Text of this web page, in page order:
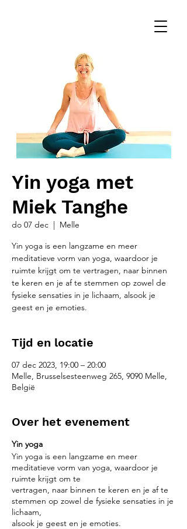
Yin yoga met
Miek Tanghe
do 07 dec
  |
Melle
Yin yoga is een langzame en meer
meditatieve vorm van yoga, waardoor je
ruimte krijgt om te vertragen, naar binnen
te keren en je af te stemmen op zowel de
fysieke sensaties in je lichaam, alsook je
geest en je emoties.
Tijd en locatie
07 dec 2023, 19:00 – 20:00
Melle, Brusselsesteenweg 265, 9090 Melle,
België
Over het evenement
Yin yoga
Yin yoga is een langzame en meer
meditatieve vorm van yoga, waardoor je
ruimte krijgt om te
vertragen, naar binnen te keren en je af te
stemmen op zowel de fysieke sensaties in je
lichaam,
alsook je geest en je emoties.